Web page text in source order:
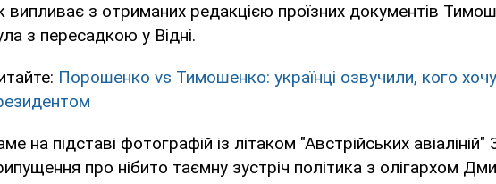
випливає з отриманих редакцією проїзних документів
з пересадкою у Відні.
Порошенко vs Тимошенко: українці озвучили, кого
на підставі фотографій із літаком "Австрійських
про нібито таємну зустріч політика з олігархом